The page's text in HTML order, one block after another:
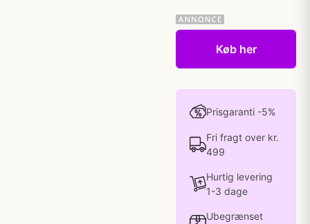
Køb her
Prisgaranti -5%
Fri fragt over kr.
499
Hurtig levering
1-3 dage
Ubegrænset